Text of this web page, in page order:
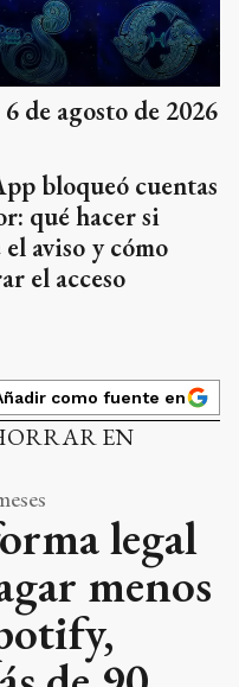
de agosto de 2026
bloqueó cuentas
qué hacer si
el aviso y cómo
el acceso
como fuente en
EN
legal
menos